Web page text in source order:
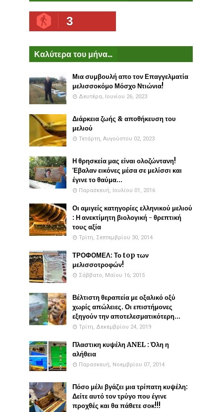
3
Καλύτερα του μήνα...
Μια συμβουλή απο τον Επαγγελματία
μελισσοκόμο Μόσχο Ντιώνια!
Δευτέρα, Ιουνίου 26, 2023
Διάρκεια ζωής & αποθήκευση του
μελιού
Τετάρτη, Αυγούστου 02, 2023
Η θρησκεία μας είναι ολοζώντανη!
Έβαλαν εικόνες μέσα σε μελίσσι και
έγινε το θαύμα...
Παρασκευή, Ιουλίου 01, 2016
Οι αμιγείς κατηγορίες ελληνικού μελιού
: Η ανεκτίμητη βιολογική - θρεπτική
τους αξία
Τρίτη, Σεπτεμβρίου 30, 2014
ΤΡΟΦΟΜΕΛ: Το top των
μελισσοτροφών!
Σάββατο, Μαΐου 16, 2015
Βέλτιστη θεραπεία με οξαλικό οξύ
χωρίς απώλειες. Οι επιστήμονες
εξηγούν την αποτελεσματικότερη...
Τρίτη, Δεκεμβρίου 24, 2019
Πλαστικη κυψέλη ANEL : Όλη η
αλήθεια
Παρασκευή, Νοεμβρίου 07, 2014
Πόσο μέλι βγάζει μια τρίπατη κυψέλη:
Δείτε αυτό τον τρύγο που έγινε
προχθές και θα πάθετε σοκ!!!